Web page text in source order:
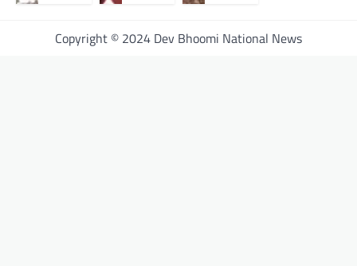
Copyright © 2024 Dev Bhoomi National News